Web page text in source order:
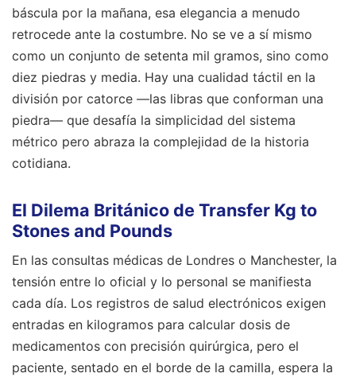
báscula por la mañana, esa elegancia a menudo
retrocede ante la costumbre. No se ve a sí mismo
como un conjunto de setenta mil gramos, sino como
diez piedras y media. Hay una cualidad táctil en la
división por catorce —las libras que conforman una
piedra— que desafía la simplicidad del sistema
métrico pero abraza la complejidad de la historia
cotidiana.
El Dilema Británico de Transfer Kg to
Stones and Pounds
En las consultas médicas de Londres o Manchester, la
tensión entre lo oficial y lo personal se manifiesta
cada día. Los registros de salud electrónicos exigen
entradas en kilogramos para calcular dosis de
medicamentos con precisión quirúrgica, pero el
paciente, sentado en el borde de la camilla, espera la